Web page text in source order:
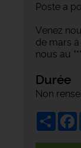
Poste a
Venez
de mars
nous au ***.
Durée
Non
Share